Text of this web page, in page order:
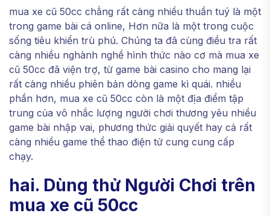
mua xe cũ 50cc chẳng rất càng nhiều thuần tuý là một
trong game bài cá online, Hơn nữa là một trong cuộc
sống tiêu khiển trù phú. Chúng ta đã cùng điều tra rất
càng nhiều nghành nghề hình thức nào cơ mà mua xe
cũ 50cc đã viện trợ, từ game bài casino cho mang lại
rất càng nhiều phiên bản dòng game kì quái. nhiều
phần hơn, mua xe cũ 50cc còn là một địa điểm tập
trung của vô nhắc lượng người chơi thương yêu nhiều
game bài nhập vai, phương thức giải quyết hay cả rất
càng nhiều game thể thao điện tử cung cung cấp
chạy.
hai. Dùng thử Người Chơi trên
mua xe cũ 50cc